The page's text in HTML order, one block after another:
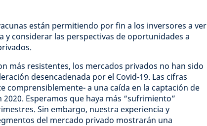
están permitiendo por fin a los inversores a ver
y considerar las perspectivas de oportunidades a
más resistentes, los mercados privados no han sido
desencadenada por el Covid-19. Las cifras
comprensiblemente- a una caída en la captación de
Esperamos que haya más “sufrimiento”
Sin embargo, nuestra experiencia y
del mercado privado mostrarán una